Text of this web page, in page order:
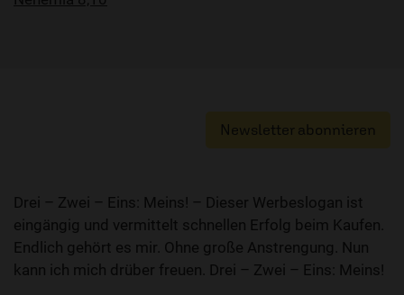
Newsletter abonnieren
Drei – Zwei – Eins: Meins! – Dieser Werbeslogan ist
eingängig und vermittelt schnellen Erfolg beim Kaufen.
Endlich gehört es mir. Ohne große Anstrengung. Nun
kann ich mich drüber freuen. Drei – Zwei – Eins: Meins!